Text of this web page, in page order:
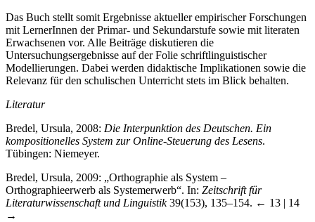
Das Buch stellt somit Ergebnisse aktueller empirischer Forschungen
mit LernerInnen der Primar- und Sekundarstufe sowie mit literaten
Erwachsenen vor. Alle Beiträge diskutieren die
Untersuchungsergebnisse auf der Folie schriftlinguistischer
Modellierungen. Dabei werden didaktische Implikationen sowie die
Relevanz für den schulischen Unterricht stets im Blick behalten.
Literatur
Bredel, Ursula, 2008: Die Interpunktion des Deutschen. Ein
kompositionelles System zur Online-Steuerung des Lesens.
Tübingen: Niemeyer.
Bredel, Ursula, 2009: „Orthographie als System –
Orthographieerwerb als Systemerwerb“. In: Zeitschrift für
Literaturwissenschaft und Linguistik39(153), 135–154. ← 13 | 14
→